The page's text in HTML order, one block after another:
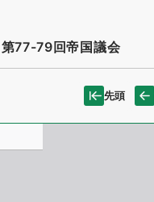
77-79回帝国議会
先頭